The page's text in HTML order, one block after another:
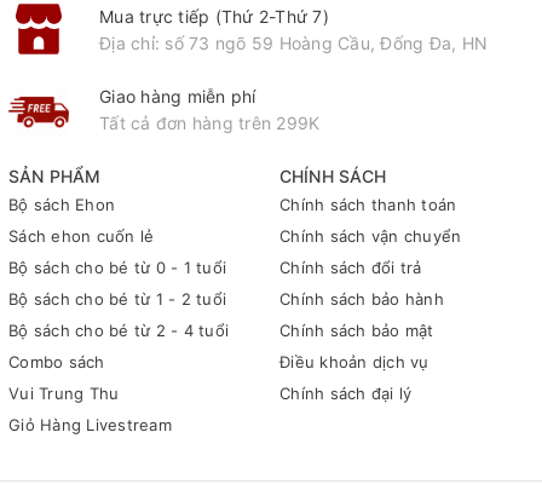
SẢN PHẨM
Bộ sách Ehon
Sách ehon cuốn lẻ
Bộ sách cho bé từ 0 - 1 tuổi
Bộ sách cho bé từ 1 - 2 tuổi
Bộ sách cho bé từ 2 - 4 tuổi
Combo sách
Vui Trung Thu
Giỏ Hàng Livestream
CHÍNH SÁCH
Chính sách thanh toán
Chính sách vận chuyển
Chính sách đổi trả
Chính sách bảo hành
Chính sách bảo mật
Điều khoản dịch vụ
Chính sách đại lý
Mua trực tiếp (Thứ 2-Thứ 7)
Địa chỉ: số 73 ngõ 59 Hoàng Cầu, Đống Đa, HN
Giao hàng miễn phí
Tất cả đơn hàng trên 299K